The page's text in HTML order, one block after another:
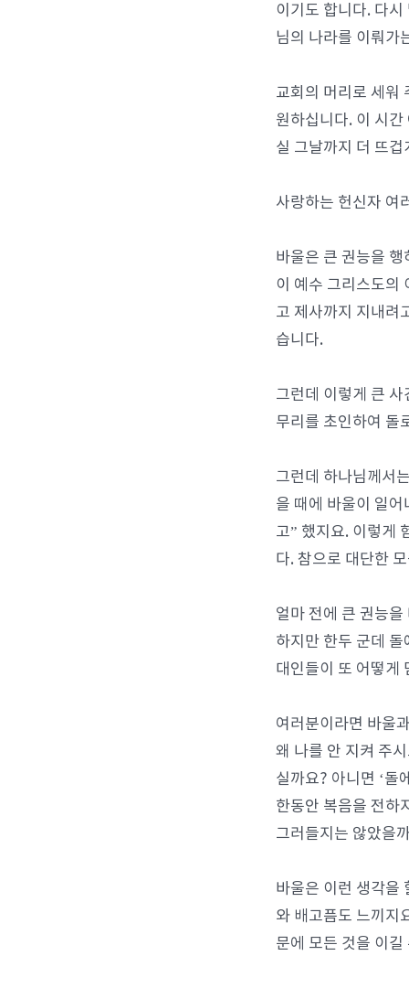
이기도 합니다. 다
님의 나라를 이뤄가
교회의 머리로 세워
원하십니다. 이 시
실 그날까지 더 뜨
사랑하는 헌신자 여
바울은 큰 권능을
이 예수 그리스도의
고 제사까지 지내려
습니다.
그런데 이렇게 큰
무리를 초인하여 돌
그런데 하나님께서
을 때에 바울이 일
고” 했지요. 이렇게
다. 참으로 대단한
얼마 전에 큰 권능
하지만 한두 군데
대인들이 또 어떻게
여러분이라면 바울
왜 나를 안 지켜 주
실까요? 아니면 ‘돌
한동안 복음을 전하
그러들지는 않았을
바울은 이런 생각을
와 배고픔도 느끼지
문에 모든 것을 이